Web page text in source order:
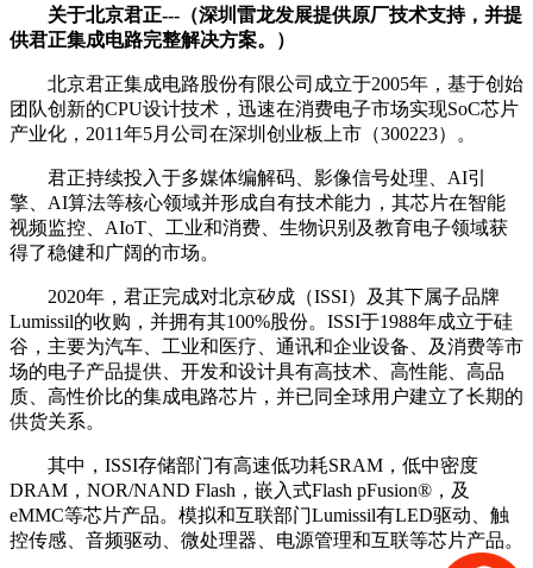
关于北京君正---（深圳雷龙发展提供原厂技术支持，并提
供君正集成电路完整解决方案。）
北京君正集成电路股份有限公司成立于2005年，基于创始
团队创新的CPU设计技术，迅速在消费电子市场实现SoC芯片
产业化，2011年5月公司在深圳创业板上市（300223）。
君正持续投入于多媒体编解码、影像信号处理、AI引
擎、AI算法等核心领域并形成自有技术能力，其芯片在智能
视频监控、AIoT、工业和消费、生物识别及教育电子领域获
得了稳健和广阔的市场。
2020年，君正完成对北京矽成（ISSI）及其下属子品牌
Lumissil的收购，并拥有其100%股份。ISSI于1988年成立于硅
谷，主要为汽车、工业和医疗、通讯和企业设备、及消费等市
场的电子产品提供、开发和设计具有高技术、高性能、高品
质、高性价比的集成电路芯片，并已同全球用户建立了长期的
供货关系。
其中，ISSI存储部门有高速低功耗SRAM，低中密度
DRAM，NOR/NAND Flash，嵌入式Flash pFusion®，及
eMMC等芯片产品。模拟和互联部门Lumissil有LED驱动、触
控传感、音频驱动、微处理器、电源管理和互联等芯片产品。